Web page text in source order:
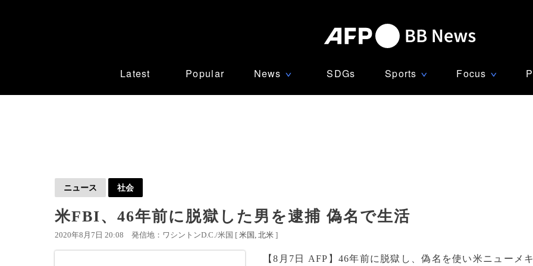
Latest Popular News ∨ SDGs Sports ∨ Focus ∨
ニュース 社会
米FBI、46年前に脱獄した男を逮捕 偽名で生活
2020年8月7日 20:08 発信地：ワシントンD.C./米国 [ 米国 北米 ]
【8月7日 AFP】46年前に脱獄し、偽名を使い米ニューメキ